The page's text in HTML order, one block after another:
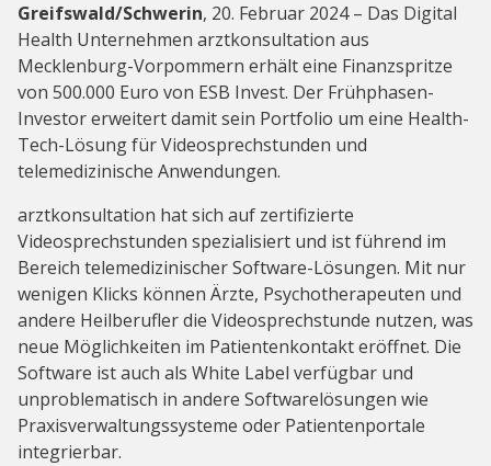
Greifswald/Schwerin, 20. Februar 2024 – Das Digital
Health Unternehmen arztkonsultation aus
Mecklenburg-Vorpommern erhält eine Finanzspritze
von 500.000 Euro von ESB Invest. Der Frühphasen-
Investor erweitert damit sein Portfolio um eine Health-
Tech-Lösung für Videosprechstunden und
telemedizinische Anwendungen.
arztkonsultation hat sich auf zertifizierte
Videosprechstunden spezialisiert und ist führend im
Bereich telemedizinischer Software-Lösungen. Mit nur
wenigen Klicks können Ärzte, Psychotherapeuten und
andere Heilberufler die Videosprechstunde nutzen, was
neue Möglichkeiten im Patientenkontakt eröffnet. Die
Software ist auch als White Label verfügbar und
unproblematisch in andere Softwarelösungen wie
Praxisverwaltungssysteme oder Patientenportale
integrierbar.